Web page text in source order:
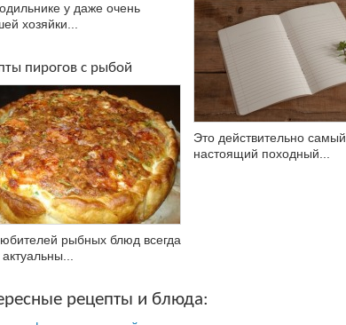
у даже очень
хозяйки...
пирогов с рыбой
рыбных блюд всегда
актуальны...
Это действительно самый
настоящий походный...
рецепты и блюда: